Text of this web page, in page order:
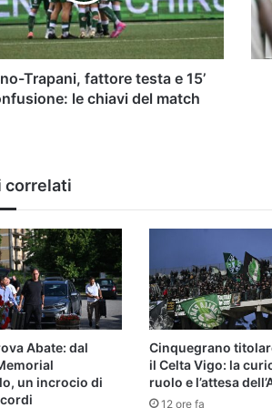
Trapani, fattore testa e 15’
le chiavi del match
correlati
Abate: dal
un incrocio di
Cinquegrano
il Celta Vigo: la
ruolo e l’attesa
12 ore fa